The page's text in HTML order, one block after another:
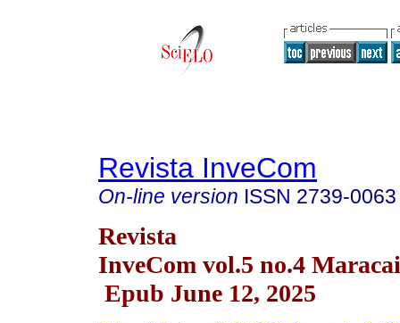
Revista InveCom
On-line version ISSN 2739-0063
Revista
InveCom vol.5 no.4
Epub June 12, 2025